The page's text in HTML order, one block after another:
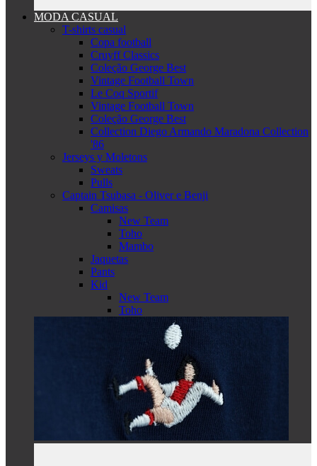
MODA CASUAL
T-shirts casual
Copa football
Cruyff Classics
Coleção George Best
Vintage Football Town
Le Coq Sportif
Vintage Football Town
Coleção George Best
Collection Diego Armando Maradona Collection
'86
Jerseys y Moletons
Sweats
Pulls
Captain Tsubasa - Oliver e Benji
Camisas
New Team
Toho
Mambo
Jaquetas
Pants
Kid
New Team
Toho